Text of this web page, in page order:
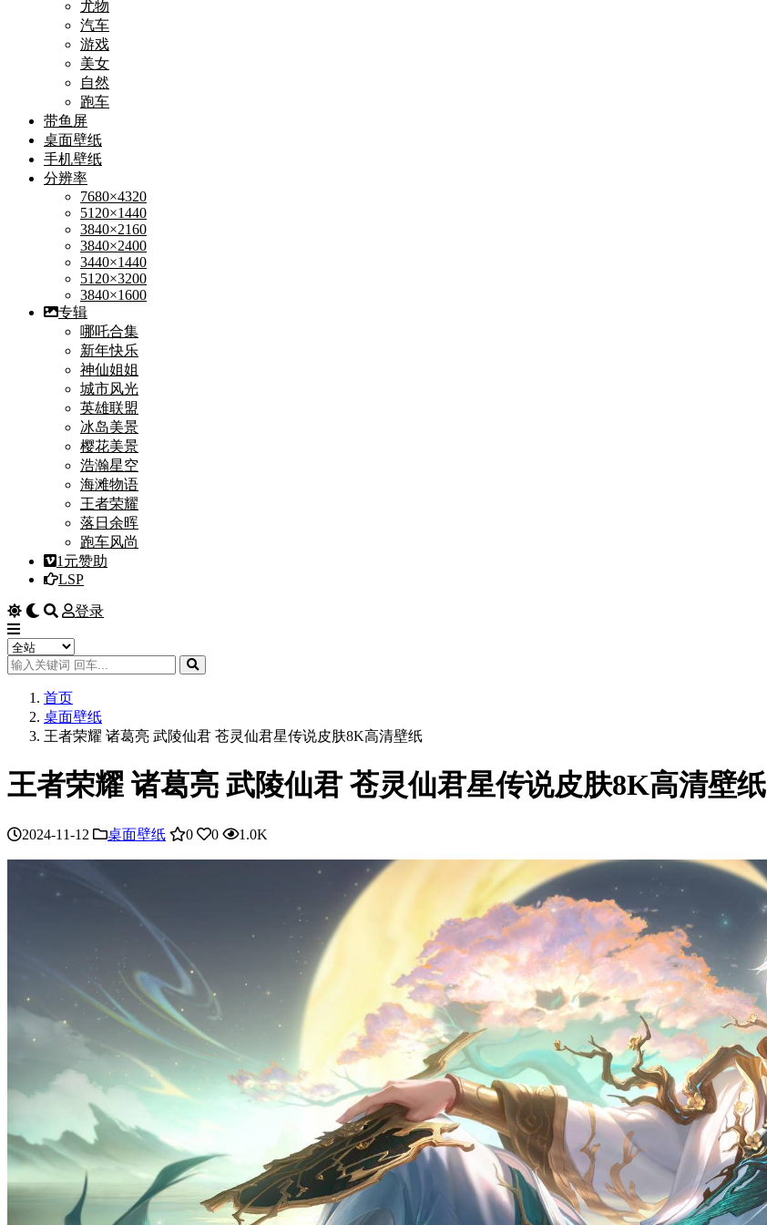
尤物
汽车
游戏
美女
自然
跑车
带鱼屏
桌面壁纸
手机壁纸
分辨率
7680×4320
5120×1440
3840×2160
3840×2400
3440×1440
5120×3200
3840×1600
专辑
哪吒合集
新年快乐
神仙姐姐
城市风光
英雄联盟
冰岛美景
樱花美景
浩瀚星空
海滩物语
王者荣耀
落日余晖
跑车风尚
1元赞助
LSP
登录
首页
桌面壁纸
王者荣耀 诸葛亮 武陵仙君 苍灵仙君星传说皮肤8K高清壁纸
王者荣耀 诸葛亮 武陵仙君 苍灵仙君星传说皮肤8K高清壁纸
2024-11-12 桌面壁纸 0 0 1.0K